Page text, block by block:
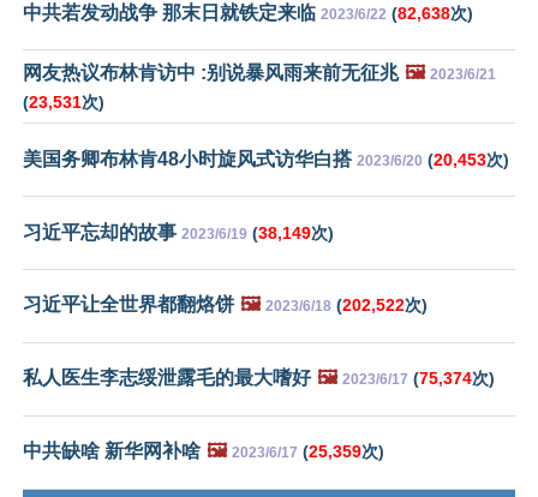
中共若发动战争 那末日就铁定来临 2023/6/22 (82,638次)
网友热议布林肯访中 :别说暴风雨来前无征兆 🖼️ 2023/6/21
(23,531次)
美国务卿布林肯48小时旋风式访华白搭 2023/6/20 (20,453次)
习近平忘却的故事 2023/6/19 (38,149次)
习近平让全世界都翻烙饼 🖼️ 2023/6/18 (202,522次)
私人医生李志绥泄露毛的最大嗜好 🖼️ 2023/6/17 (75,374次)
中共缺啥 新华网补啥 🖼️ 2023/6/17 (25,359次)